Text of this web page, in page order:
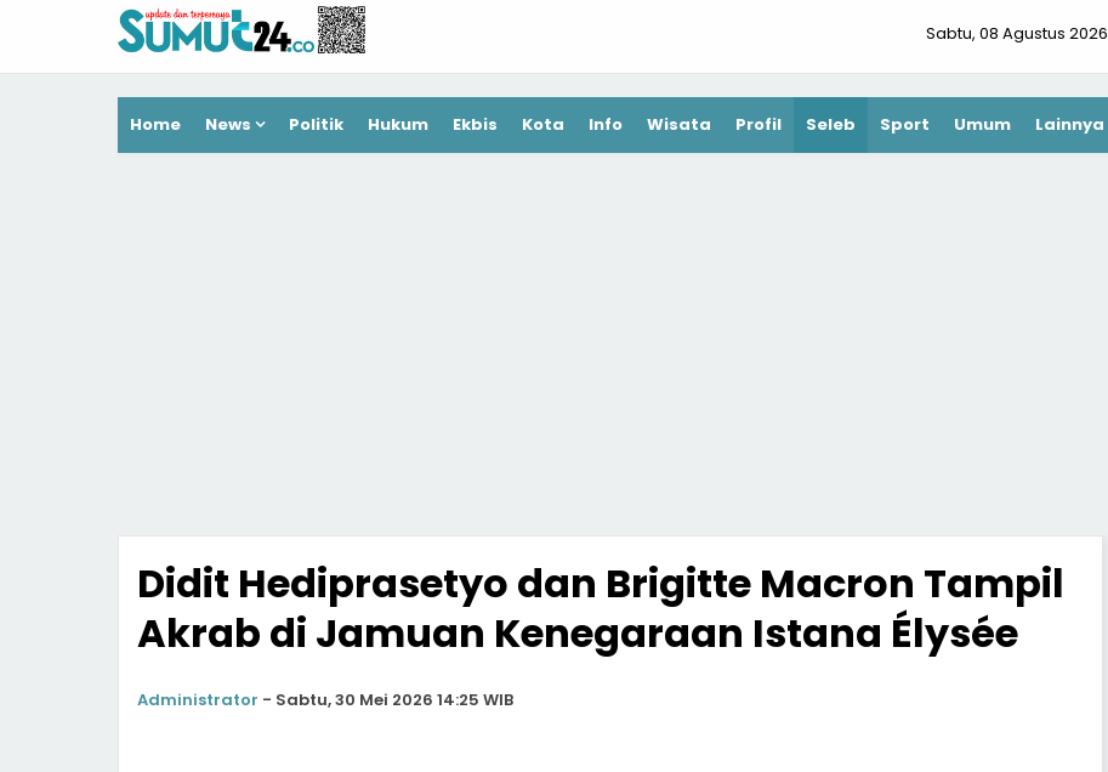
Sabtu, 08 Agustus 2026
Home News Politik Hukum Ekbis Kota Info Wisata Profil Seleb Sport Umum Lainnya
Didit Hediprasetyo dan Brigitte Macron Tampil
Akrab di Jamuan Kenegaraan Istana Élysée
Administrator - Sabtu, 30 Mei 2026 14:25 WIB